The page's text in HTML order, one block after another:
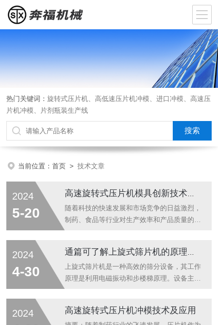
热门关键词：旋转式压片机、高低速压片机冲模、进口冲模、高速压
片机冲模、片剂瓶装生产线
当前位置：首页 >技术文章
2024
5-20
随着科技的快速发展和市场竞争的日益激烈，
制药、食品等行业对生产效率和产品质量的要
准和稳定的特性，在行业中发挥着越来越重要
的作用。高速旋转式压片机模具是一种在高速
旋转的压片机上安装的模具。其工作原理是通
将颗粒压制成所需形状和尺寸的片状物。这种
2024
4-30
上旋式筛片机是一种高效的筛分设备，其工作
原理是利用电磁振动和步楼梯原理。设备主要
下，由不锈钢螺旋筛网象爬楼梯一股，从下往
2024 高速旋转式压片机冲模技术及应用